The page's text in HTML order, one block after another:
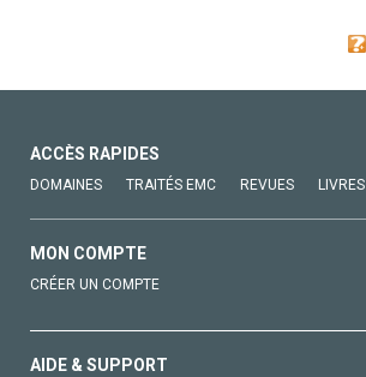
ACCÈS RAPIDES
DOMAINES TRAITÉS EMC REVUES LIVRES
MON COMPTE
CRÉER UN COMPTE
AIDE & SUPPORT